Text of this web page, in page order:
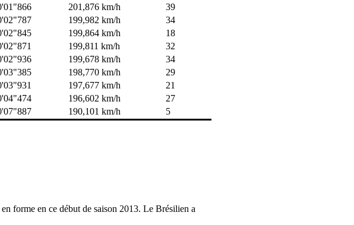
201,876 km/h
39
199,982 km/h
34
199,864 km/h
18
199,811 km/h
32
199,678 km/h
34
198,770 km/h
29
197,677 km/h
21
196,602 km/h
27
190,101 km/h 5
forme en ce début de saison 2013. Le Brésilien a